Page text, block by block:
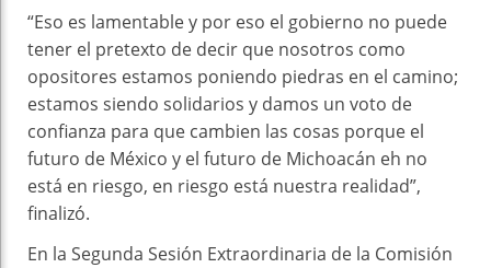
“Eso es lamentable y por eso el gobierno no puede
tener el pretexto de decir que nosotros como
opositores estamos poniendo piedras en el camino;
estamos siendo solidarios y damos un voto de
confianza para que cambien las cosas porque el
futuro de México y el futuro de Michoacán eh no
está en riesgo, en riesgo está nuestra realidad”,
finalizó.
En la Segunda Sesión Extraordinaria de la Comisión